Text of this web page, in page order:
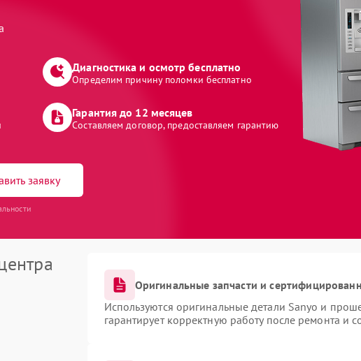
Диагностика и осмотр бесплатно
Определим причину поломки бесплатно
Гарантия до 12 месяцев
Составляем договор, предоставляем гарантию
заявку
Оригинальные запчасти и
Используются оригинальные детали Sanyo и
гарантирует корректную работу после ремонта и